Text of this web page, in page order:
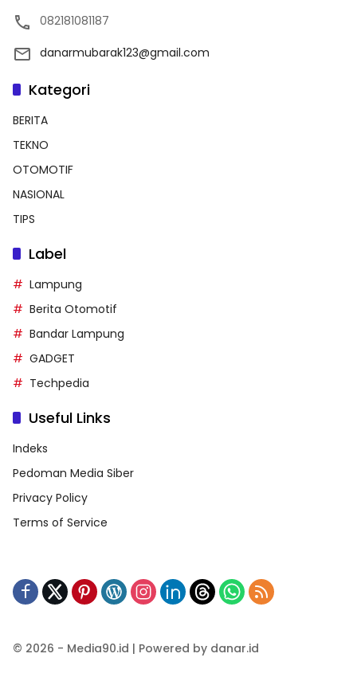
082181081187
danarmubarak123@gmail.com
Kategori
BERITA
TEKNO
OTOMOTIF
NASIONAL
TIPS
Label
Lampung
Berita Otomotif
Bandar Lampung
GADGET
Techpedia
Useful Links
Indeks
Pedoman Media Siber
Privacy Policy
Terms of Service
© 2026 - Media90.id | Powered by danar.id